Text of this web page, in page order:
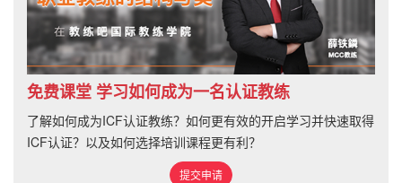
免费课堂 学习如何成为一名认证教练
了解如何成为ICF认证教练？如何更有效的开启学习并快速取得
ICF认证？以及如何选择培训课程更有利？
提交申请